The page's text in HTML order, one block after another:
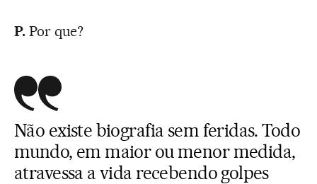
P.Por que?
Não existe biografia sem feridas. Todo
mundo, em maior ou menor medida,
atravessa a vida recebendo golpes